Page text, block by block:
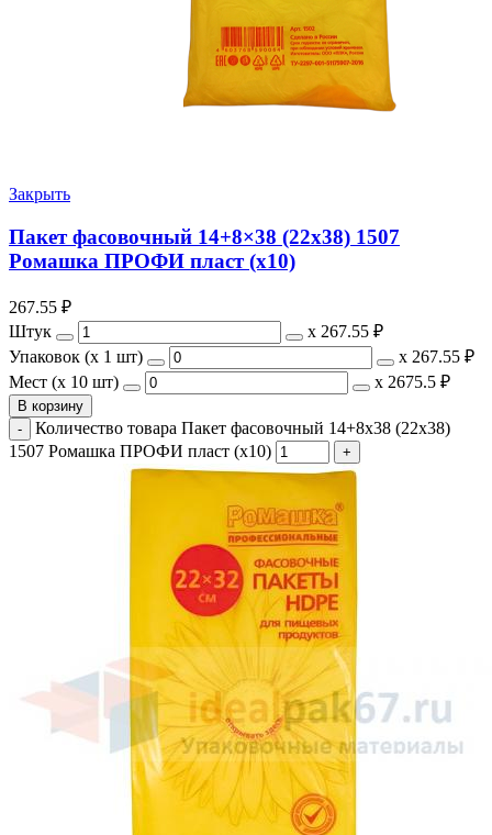
Закрыть
Пакет фасовочный 14+8×38 (22х38) 1507
Ромашка ПРОФИ пласт (х10)
267.55 ₽
Штук
х 267.55 ₽
Упаковок (x 1 шт)
х 267.55 ₽
Мест (x 10 шт)
х 2675.5 ₽
В корзину
Количество товара Пакет фасовочный 14+8x38 (22х38)
1507 Ромашка ПРОФИ пласт (х10)